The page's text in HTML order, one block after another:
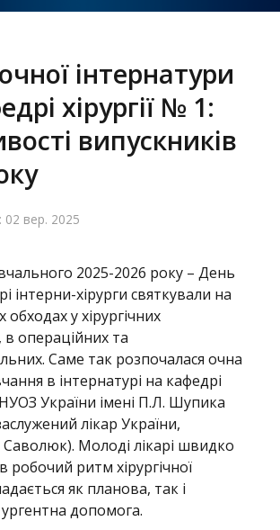
інтернатури
хірургії № 1:
випускників
02 вер. 2025
2025-2026 року – День
інтерни-хірурги святкували на
обходах у хірургічних
в операційних та
Саме так розпочалася очна
в інтернатурі на кафедрі
НУОЗ України імені П.Л. Шупика
лікар України,
Молоді лікарі швидко
робочий ритм хірургічної
як планова, так і
допомога.